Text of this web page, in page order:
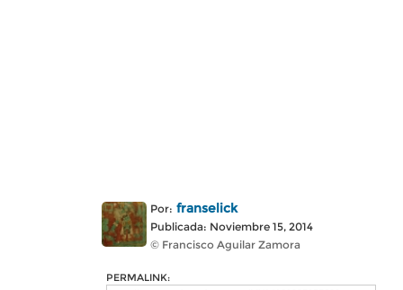
Por: franselick
Publicada: Noviembre 15, 2014
© Francisco Aguilar Zamora
PERMALINK: